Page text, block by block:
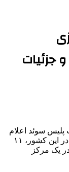
سوئد اعلام
کردند که بدترین تیراندازی دسته جمعی در تاریخ در این کشور، ۱۱
یک مرکز